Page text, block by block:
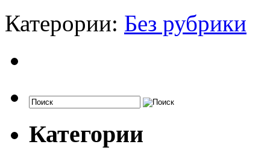
Катерории: Без рубрики
Категории